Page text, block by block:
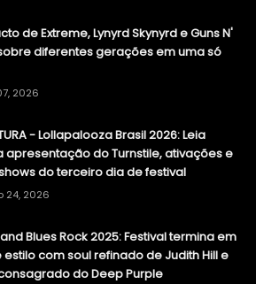
de Extreme, Lynyrd Skynyrd e Guns N'
diferentes gerações em uma só
2026
- Lollapalooza Brasil 2026: Leia
apresentação do Turnstile, ativações e
do terceiro dia de festival
24, 2026
Blues Rock 2025: Festival termina em
com soul refinado de Judith Hill e
do Deep Purple